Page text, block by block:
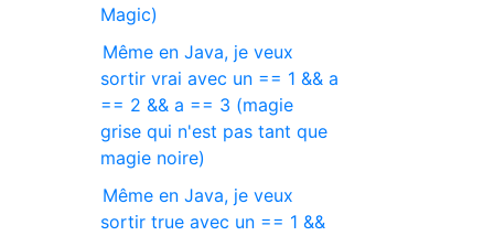
Magic)
Même en Java, je veux
sortir vrai avec un == 1 && a
== 2 && a == 3 (magie
grise qui n'est pas tant que
magie noire)
Même en Java, je veux
sortir true avec un == 1 &&